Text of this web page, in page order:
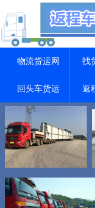
物流货运网 找
回头车货运 返